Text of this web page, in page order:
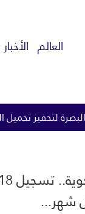
العالم الأخبار
عبر مضيق هرمز
شهر...